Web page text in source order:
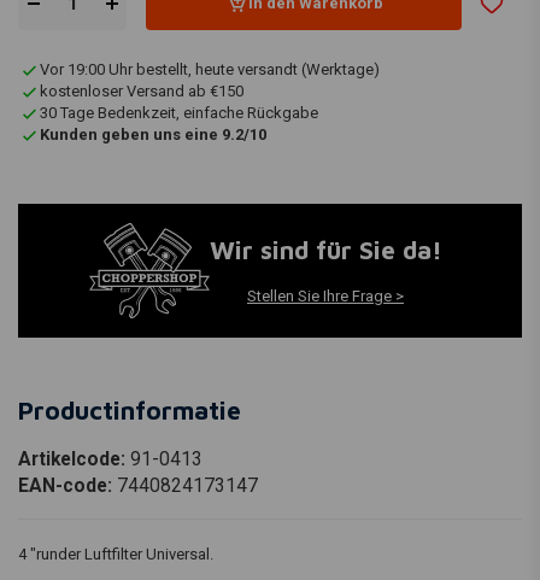
Vor 19:00 Uhr bestellt, heute versandt (Werktage)
kostenloser Versand ab €150
30 Tage Bedenkzeit, einfache Rückgabe
Kunden geben uns eine 9.2/10
Wir sind für Sie da!
Stellen Sie Ihre Frage >
Productinformatie
Artikelcode: 91-0413
EAN-code: 7440824173147
4 "runder Luftfilter Universal.